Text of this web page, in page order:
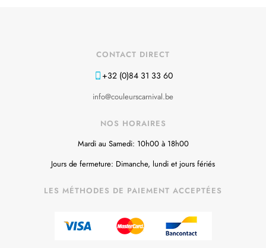
CONTACT DIRECT
+32 (0)84 31 33 60
info@couleurscarnival.be
NOS HORAIRES
Mardi au Samedi: 10h00 à 18h00
Jours de fermeture: Dimanche, lundi et jours fériés
LES MÉTHODES DE PAIEMENT ACCEPTÉES